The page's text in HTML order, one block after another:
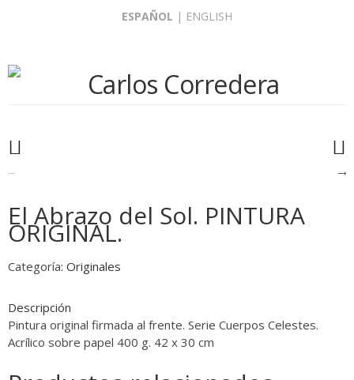
ESPAÑOL | ENGLISH
El Abrazo del Sol. PINTURA
ORIGINAL.
Categoría: Originales
Descripción
Pintura original firmada al frente. Serie Cuerpos Celestes.
Acrílico sobre papel 400 g. 42 x 30 cm